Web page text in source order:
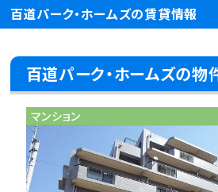
百道パーク・ホームズの賃貸情報
百道パーク・ホームズの物
マンション